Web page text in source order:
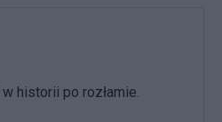
w historii po rozłamie.